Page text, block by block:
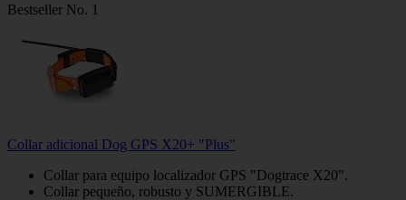
Bestseller No. 1
Collar adicional Dog GPS X20+ "Plus"
Collar para equipo localizador GPS "Dogtrace X20".
Collar pequeño, robusto y SUMERGIBLE.